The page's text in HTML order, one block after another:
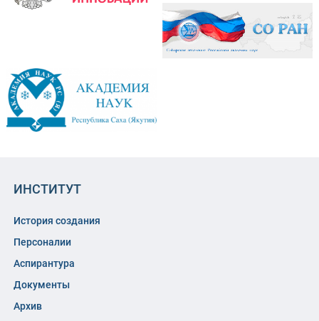
ИНСТИТУТ
История создания
Персоналии
Аспирантура
Документы
Архив